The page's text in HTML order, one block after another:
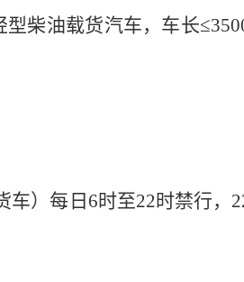
柴油载货汽车，车长
）每日6时至22时禁行，